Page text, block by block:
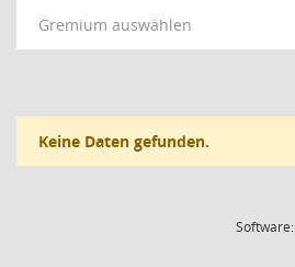
Gremium auswählen
Keine Daten gefunden.
Software: